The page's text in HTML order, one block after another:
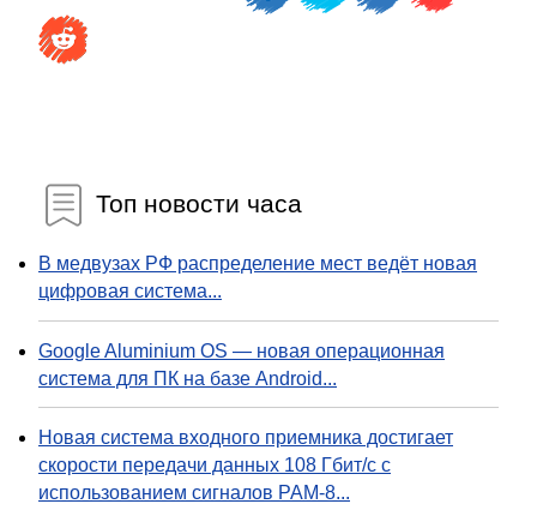
Топ новости часа
В медвузах РФ распределение мест ведёт новая
цифровая система...
Google Aluminium OS — новая операционная
система для ПК на базе Android...
Новая система входного приемника достигает
скорости передачи данных 108 Гбит/с с
использованием сигналов PAM-8...